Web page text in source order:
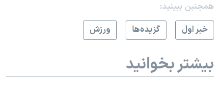
قانون شفافیت دارائی کادر رهبری ایران
اعتراضات مردمی آبان ۹۸
نرگس محمدی برنده جایزه نوبل صلح
همچنبن ببینید:
خبر اول
گزيده‌ها ورزش
بیشتر بخوانید